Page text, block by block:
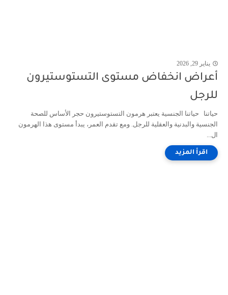
يناير 29, 2026
أعراض انخفاض مستوى التستوستيرون
للرجل
حياتنا حياتنا الجنسية يعتبر هرمون التستوستيرون حجر الأساس للصحة
الجنسية والبدنية والعقلية للرجل. ومع تقدم العمر، يبدأ مستوى هذا الهرمون
ال...